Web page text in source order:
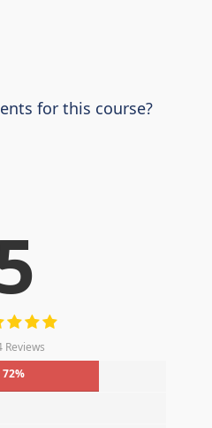
for this course?
Reviews
72%